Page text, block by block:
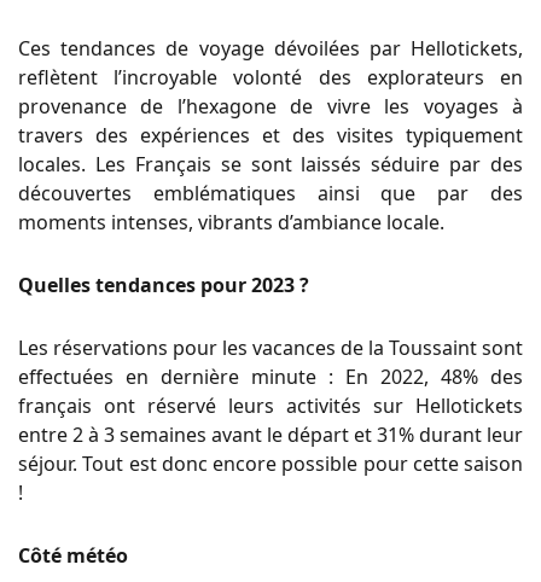
Ces tendances de voyage dévoilées par Hellotickets,
reflètent l’incroyable volonté des explorateurs en
provenance de l’hexagone de vivre les voyages à
travers des expériences et des visites typiquement
locales. Les Français se sont laissés séduire par des
découvertes emblématiques ainsi que par des
moments intenses, vibrants d’ambiance locale.
Quelles tendances pour 2023 ?
Les réservations pour les vacances de la Toussaint sont
effectuées en dernière minute : En 2022, 48% des
français ont réservé leurs activités sur Hellotickets
entre 2 à 3 semaines avant le départ et 31% durant leur
séjour. Tout est donc encore possible pour cette saison
!
Côté météo